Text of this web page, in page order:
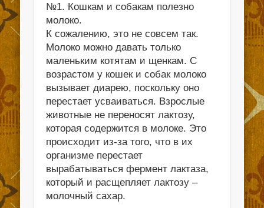
№1. Кошкам и собакам полезно
молоко.
К сожалению, это не совсем так.
Молоко можно давать только
маленьким котятам и щенкам. С
возрастом у кошек и собак молоко
вызывает диарею, поскольку оно
перестает усваиваться. Взрослые
животные не переносят лактозу,
которая содержится в молоке. Это
происходит из-за того, что в их
организме перестает
вырабатываться фермент лактаза,
который и расщепляет лактозу –
молочный сахар.